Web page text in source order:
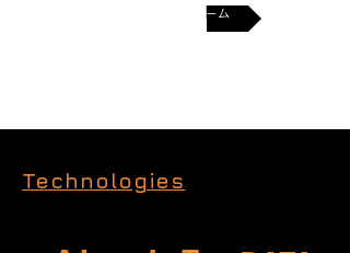
コンタクトフォーム
Technologies